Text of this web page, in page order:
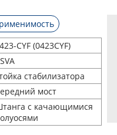
CYF (0423CYF)
стабилизатора
мост
с качающимися